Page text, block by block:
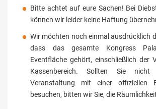
Bitte achtet auf eure Sachen! Bei
können wir leider keine Haftung
Wir möchten noch einmal ausdrücklich
dass das gesamte Kongress
Eventfläche gehört, einschließlich der
Kassenbereich. Sollten Sie
Veranstaltung mit einer offiziellen
besuchen, bitten wir Sie, die